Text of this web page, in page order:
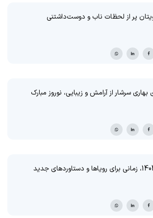
پر از لحظات ناب و دوست‌داشتنی
بهاری سرشار از آرامش و زیبایی، نوروز مبارک